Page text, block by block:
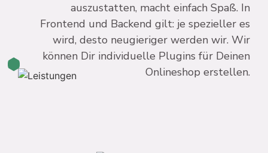
auszustatten, macht einfach Spaß. In
Frontend und Backend gilt: je spezieller es
wird, desto neugieriger werden wir. Wir
können Dir individuelle Plugins für Deinen
Onlineshop erstellen.